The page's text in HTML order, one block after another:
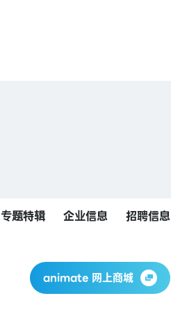
专题特辑 企业信息 招聘信息
animate 网上商城